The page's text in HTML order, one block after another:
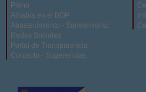
Pleno
Alhabia en el BOP
Abastecimiento - Saneamiento
Redes Sociales
Portal de Transparencia
Contacto - Sugerencias